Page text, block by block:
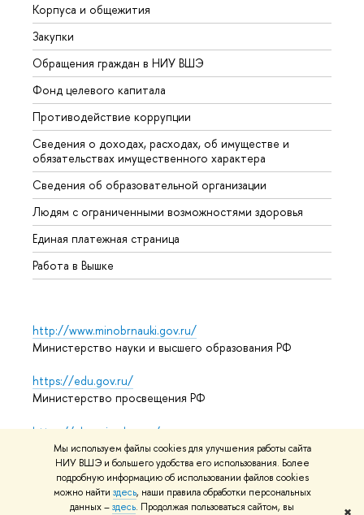
Мы используем файлы cookies для улучшения работы сайта
НИУ ВШЭ и большего удобства его использования. Более
подробную информацию об использовании файлов cookies
можно найти здесь, наши правила обработки персональных
данных –здесь. Продолжая пользоваться сайтом, вы ✖
Корпуса и общежития
Закупки
Обращения граждан в НИУ ВШЭ
Фонд целевого капитала
Противодействие коррупции
Сведения о доходах, расходах, об имуществе и
обязательствах имущественного характера
Сведения об образовательной организации
Людям с ограниченными возможностями здоровья
Единая платежная страница
Работа в Вышке
http://www.minobrnauki.gov.ru/
Министерство науки и высшего образования РФ
https://edu.gov.ru/
Министерство просвещения РФ
https://elearning.hse.ru/mooc
Массовые открытые онлайн-курсы
© НИУ ВШЭ 1993–2026 Адреса и контактыУсловия